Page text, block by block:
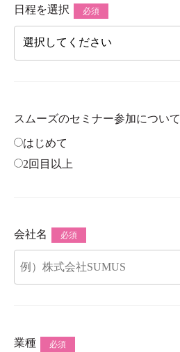
日程を選択 必須
スムーズのセミナー参加について
はじめて
2回目以上
会社名 必須
業種 必須